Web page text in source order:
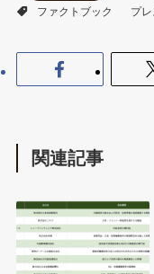
ファクトブック
プ
関連記事